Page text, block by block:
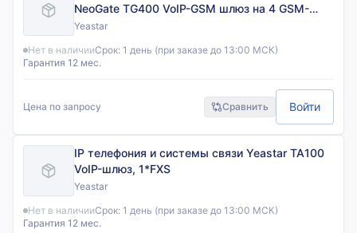
NeoGate TG400 VoIP-GSM шлюз на 4 GSM-
канала
Yeastar
Нет в наличииСрок: 1 день (при заказе до 13:00 МСК)
Гарантия 12 мес.
Цена по запросу Сравнить Войти
IP телефония и системы связи Yeastar TA100
VoIP-шлюз, 1*FXS
Yeastar
Нет в наличииСрок: 1 день (при заказе до 13:00 МСК)
Гарантия 12 мес.